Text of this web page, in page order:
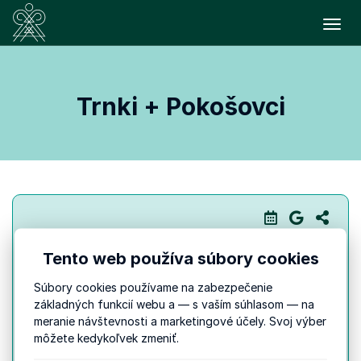
Trnki + Pokošovci
23:00
Trnki + Pokošovci
Tento web používa súbory cookies
Súbory cookies používame na zabezpečenie
základných funkcií webu a — s vaším súhlasom — na
meranie návštevnosti a marketingové účely. Svoj výber
môžete kedykoľvek zmeniť.